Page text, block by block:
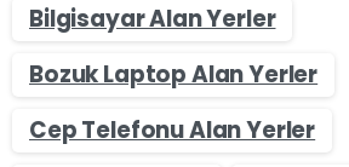
Bilgisayar Alan Yerler
Bozuk Laptop Alan Yerler
Cep Telefonu Alan Yerler